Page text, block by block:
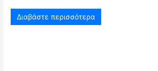
Διαβάστε περισσότερα